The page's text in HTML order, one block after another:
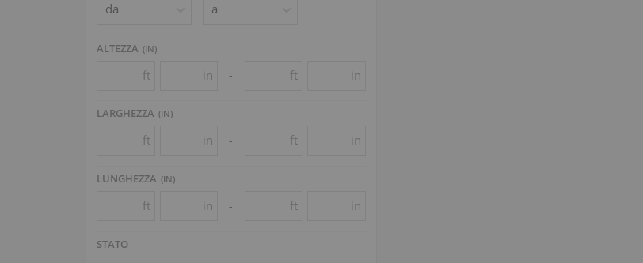
ALTEZZA (IN)
ft in - ft in
LARGHEZZA (IN)
ft in - ft in
LUNGHEZZA (IN)
ft in - ft in
STATO